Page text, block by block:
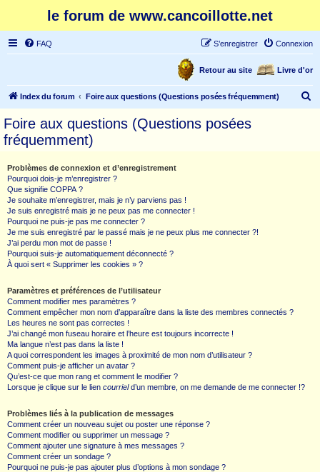
le forum de www.cancoillotte.net
FAQ Connexion
S’enregistrer
Livre d'or
Retour au site
Index du forum Foire aux questions (Questions posées fréquemment)
Foire aux questions (Questions posées
fréquemment)
Problèmes de connexion et d’enregistrement
Pourquoi dois-je m’enregistrer ?
Que signifie COPPA ?
Je souhaite m’enregistrer, mais je n’y parviens pas !
Je suis enregistré mais je ne peux pas me connecter !
Pourquoi ne puis-je pas me connecter ?
Je me suis enregistré par le passé mais je ne peux plus me connecter ?!
J’ai perdu mon mot de passe !
Pourquoi suis-je automatiquement déconnecté ?
À quoi sert « Supprimer les cookies » ?
Paramètres et préférences de l’utilisateur
Comment modifier mes paramètres ?
Comment empêcher mon nom d’apparaître dans la liste des membres connectés ?
Les heures ne sont pas correctes !
J’ai changé mon fuseau horaire et l’heure est toujours incorrecte !
Ma langue n’est pas dans la liste !
A quoi correspondent les images à proximité de mon nom d’utilisateur ?
Comment puis-je afficher un avatar ?
Qu’est-ce que mon rang et comment le modifier ?
Lorsque je clique sur le lien courrield’un membre, on me demande de me connecter !?
Problèmes liés à la publication de messages
Comment créer un nouveau sujet ou poster une réponse ?
Comment modifier ou supprimer un message ?
Comment ajouter une signature à mes messages ?
Comment créer un sondage ?
Pourquoi ne puis-je pas ajouter plus d’options à mon sondage ?